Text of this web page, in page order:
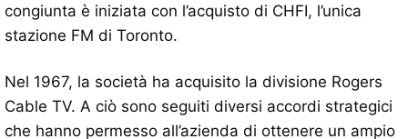
congiunta è iniziata con l’acquisto di CHFI, l’unica
stazione FM di Toronto.
Nel 1967, la società ha acquisito la divisione Rogers
Cable TV. A ciò sono seguiti diversi accordi strategici
che hanno permesso all’azienda di ottenere un ampio